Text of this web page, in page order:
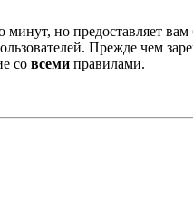
но предоставляет
Прежде чем
со всеми правилами.